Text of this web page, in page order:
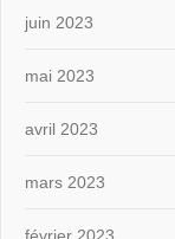
juin 2023
mai 2023
avril 2023
mars 2023